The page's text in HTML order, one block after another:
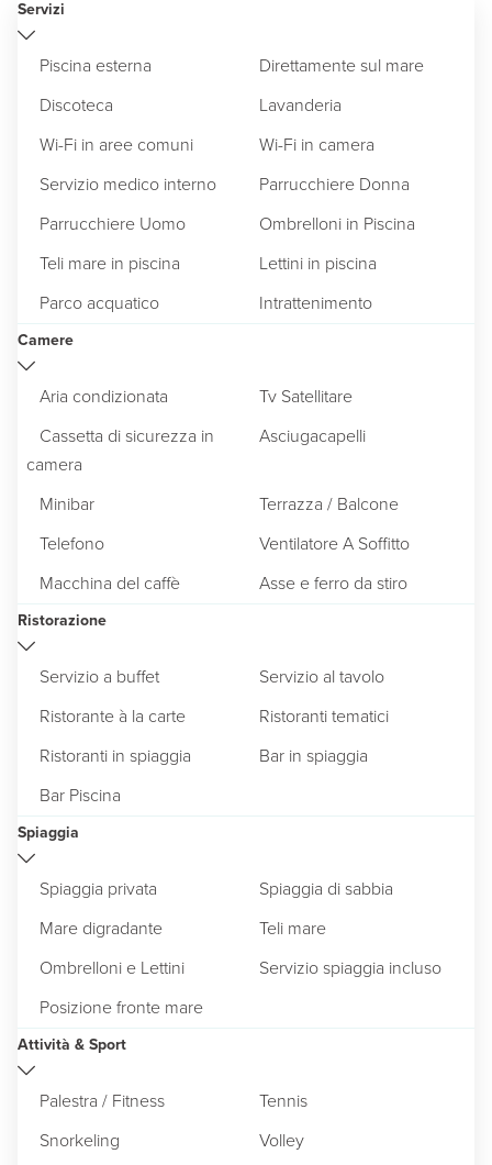
Servizi
Piscina esterna
Direttamente sul mare
Discoteca
Lavanderia
Wi-Fi in aree comuni
Wi-Fi in camera
Servizio medico interno
Parrucchiere Donna
Parrucchiere Uomo
Ombrelloni in Piscina
Teli mare in piscina
Lettini in piscina
Parco acquatico
Intrattenimento
Camere
Aria condizionata
Tv Satellitare
Cassetta di sicurezza in
camera
Asciugacapelli
Minibar
Terrazza / Balcone
Telefono
Ventilatore A Soffitto
Macchina del caffè
Asse e ferro da stiro
Ristorazione
Servizio a buffet
Servizio al tavolo
Ristorante à la carte
Ristoranti tematici
Ristoranti in spiaggia
Bar in spiaggia
Bar Piscina
Spiaggia
Spiaggia privata
Spiaggia di sabbia
Mare digradante
Teli mare
Ombrelloni e Lettini
Servizio spiaggia incluso
Posizione fronte mare
Attività & Sport
Palestra / Fitness
Tennis
Snorkeling
Volley